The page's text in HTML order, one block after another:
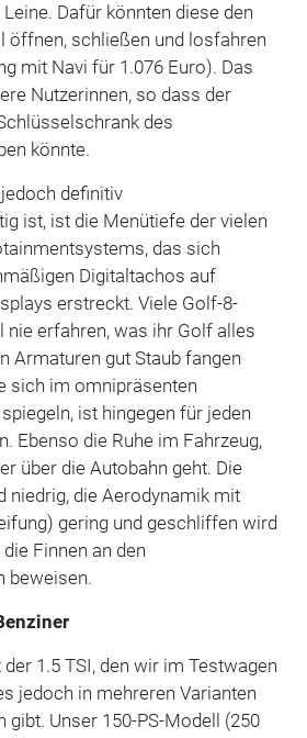
Dafür könnten diese den
öffnen, schließen und losfahren
mit Navi für 1.076 Euro). Das
Nutzerinnen, so dass der
des
könnte.
definitiv
ist, ist die Menütiefe der vielen
das sich
Digitaltachos auf
erstreckt. Viele Golf-8-
nie erfahren, was ihr Golf alles
Armaturen gut Staub fangen
sich im omnipräsenten
ist hingegen für jeden
Ebenso die Ruhe im Fahrzeug,
über die Autobahn geht. Die
niedrig, die Aerodynamik mit
gering und geschliffen wird
Finnen an den
beweisen.
1.5 TSI, den wir im Testwagen
jedoch in mehreren Varianten
gibt. Unser 150-PS-Modell (250